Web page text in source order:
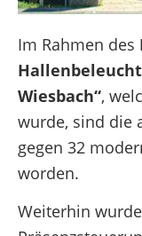
Im Rahmen des
Wiesbach“,
wurde, sind die
gegen 32
worden.
Weiterhin